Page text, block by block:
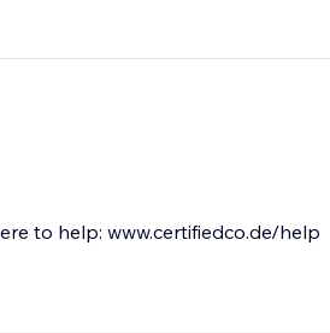
to help: www.certifiedco.de/help